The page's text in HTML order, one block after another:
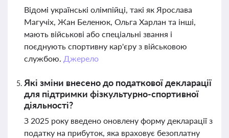
Відомі українські олімпійці, такі як Ярослава
Магучіх, Жан Беленюк, Ольга Харлан та інші,
мають військові або спеціальні звання і
поєднують спортивну кар'єру з військовою
службою. Джерело
Які зміни внесено до податкової декларації
для підтримки фізкультурно-спортивної
діяльності?
З 2025 року введено оновлену форму декларації з
податку на прибуток, яка враховує безоплатну